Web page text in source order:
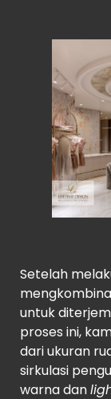
Setelah
untuk
proses ini,
dari ukuran
sirkulasi
warna dan